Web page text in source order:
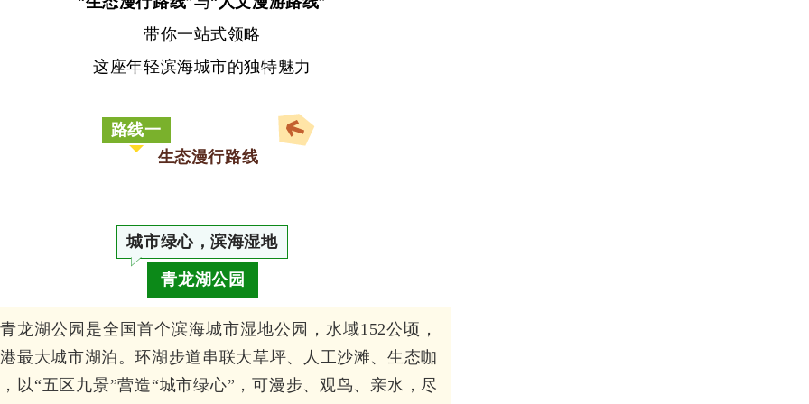
带你一站式领略
这座年轻滨海城市的独特魅力
路线一
生态漫行路线
城市绿心，滨海湿地
青龙湖公园
青龙湖公园是全国首个滨海城市湿地公园，水域152公顷，
最大城市湖泊。环湖步道串联大草坪、人工沙滩、生态咖
以“五区九景”营造“城市绿心”，可漫步、观鸟、亲水，尽